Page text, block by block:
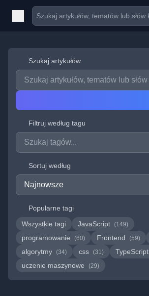
Szukaj artykułów
Filtruj według tagu
Sortuj według
Popularne tagi
Wszystkie tagi
JavaScript (149)
programowanie (60) Frontend (59)
algorytmy (34) css (31) TypeScript
uczenie maszynowe (29)